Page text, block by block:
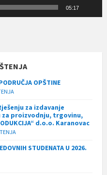
05:17
OPŠTINE
za izdavanje
proizvodnju, trgovinu,
d.o.o. Karanovac
STUDENATA U 2026.